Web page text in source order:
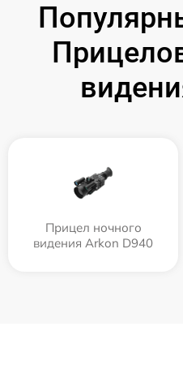
Прицел ночного
видения Arkon D940